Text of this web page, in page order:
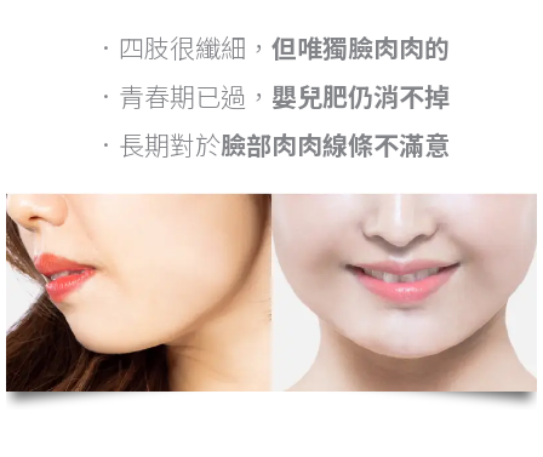
．四肢很纖細， 但唯獨臉肉肉的
．青春期已過， 嬰兒肥仍消不掉
．長期對於臉部肉肉線條不滿意